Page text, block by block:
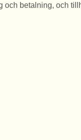
och betalning, och